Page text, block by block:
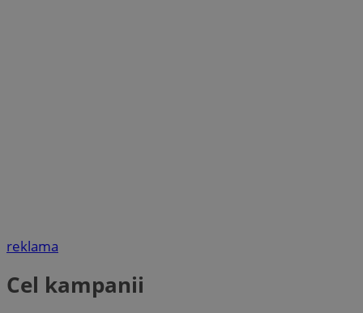
reklama
Cel kampanii